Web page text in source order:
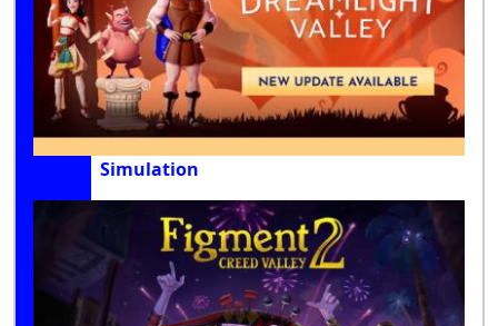
Simulation